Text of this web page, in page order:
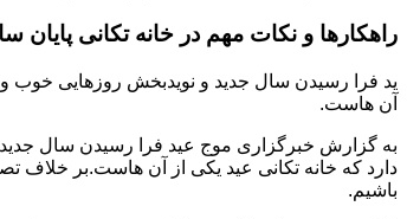
راهکارها و نکات مهم در خانه تکانی پایان
ید فرا رسیدن سال جدید و نویدبخش روزهایی خوب و
آن هاست.
به گزارش خبرگزاری موج عید فرا رسیدن سال
دارد که خانه تکانی عید یکی از آن هاست.بر خلاف
باشیم.